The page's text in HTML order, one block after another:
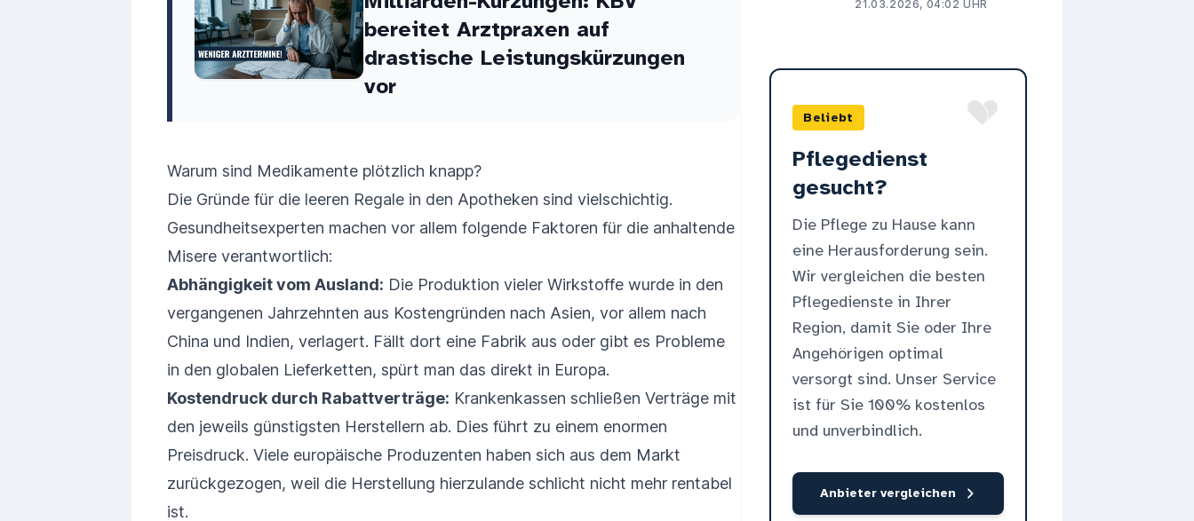
bereitet Arztpraxen auf
drastische Leistungskürzungen
vor
Warum sind Medikamente plötzlich knapp?
Die Gründe für die leeren Regale in den Apotheken sind vielschichtig.
Gesundheitsexperten machen vor allem folgende Faktoren für die anhaltende
Misere verantwortlich:
Abhängigkeit vom Ausland: Die Produktion vieler Wirkstoffe wurde in den
vergangenen Jahrzehnten aus Kostengründen nach Asien, vor allem nach
China und Indien, verlagert. Fällt dort eine Fabrik aus oder gibt es Probleme
in den globalen Lieferketten, spürt man das direkt in Europa.
Kostendruck durch Rabattverträge: Krankenkassen schließen Verträge mit
den jeweils günstigsten Herstellern ab. Dies führt zu einem enormen
Preisdruck. Viele europäische Produzenten haben sich aus dem Markt
zurückgezogen, weil die Herstellung hierzulande schlicht nicht mehr rentabel
ist.
21.03.2026, 04:02 UHR
Beliebt
Pflegedienst
gesucht?
Die Pflege zu Hause kann
eine Herausforderung sein.
Wir vergleichen die besten
Pflegedienste in Ihrer
Region, damit Sie oder Ihre
Angehörigen optimal
versorgt sind. Unser Service
ist für Sie 100% kostenlos
und unverbindlich.
Anbieter vergleichen